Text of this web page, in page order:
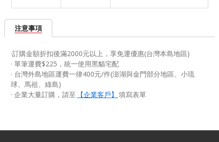
注意事項
·訂購金額折扣後滿2000元以上，享免運優惠(台灣本島地區)
· 單筆運費$225，統一使用黑貓宅配
· 台灣外島地區運費一律400元/件(澎湖與金門部分地區、小琉
球、馬祖、綠島)
·企業大量訂購，請至 【企業客戶】 填寫表單